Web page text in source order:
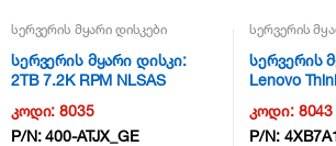
სერვერის მყარი დისკები
სერვერის მყარი დისკი:
2TB 7.2K RPM NLSAS
Hard DriveCusKit 14G NG5
კოდი:8035
P/N:400-ATJX_GE
სერვერის
სერვერის
Lenovo
Swap SSD
კოდი: 8043
P/N: